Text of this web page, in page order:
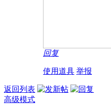
回复
使用道具 举报
返回列表
高级模式